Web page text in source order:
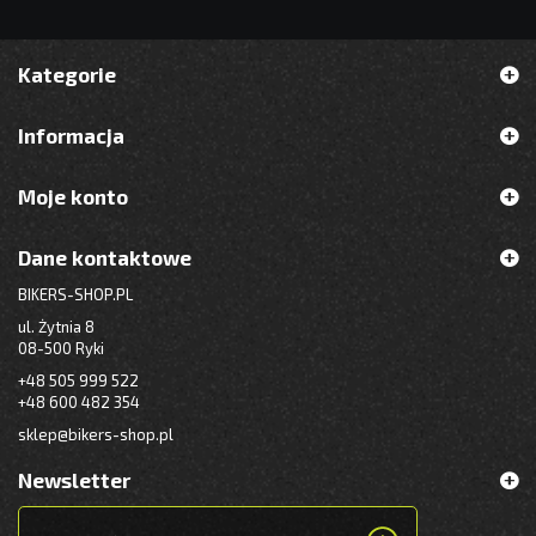
Kategorie
Informacja
Moje konto
Dane kontaktowe
BIKERS-SHOP.PL
ul. Żytnia 8
08-500 Ryki
+48 505 999 522
+48 600 482 354
sklep@bikers-shop.pl
Newsletter